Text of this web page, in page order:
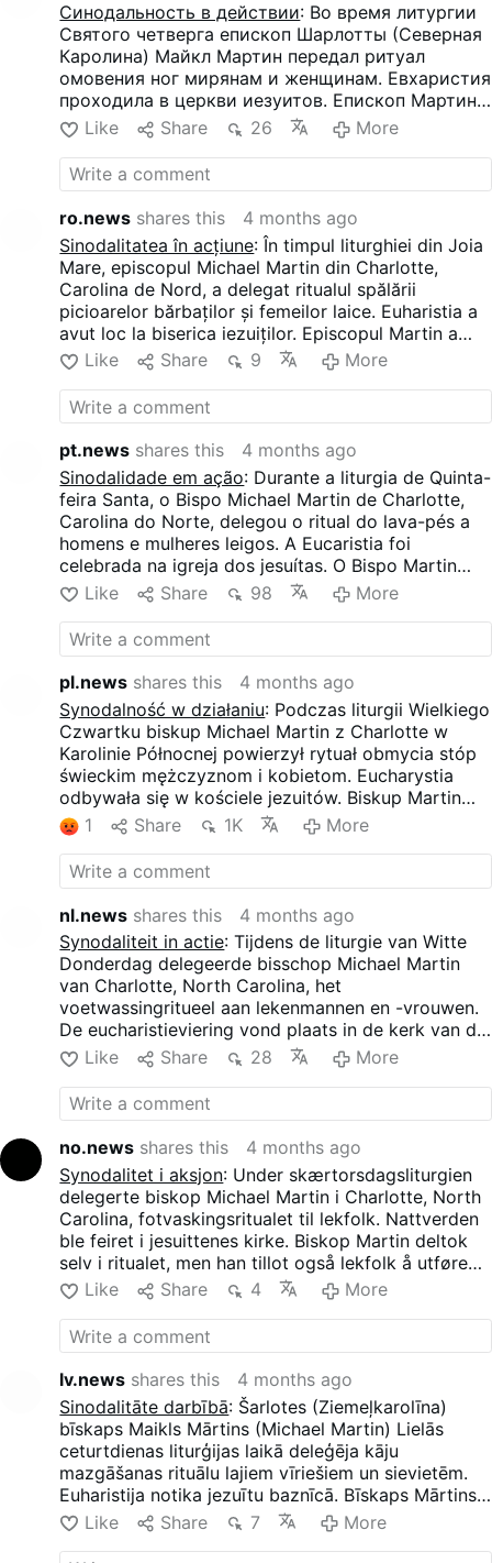
Синодальность в действии: Во время литургии
Святого четверга епископ Шарлотты (Северная
Каролина) Майкл Мартин передал ритуал
омовения ног мирянам и женщинам. Евхаристия
проходила в церкви иезуитов. Епископ Мартин
сам участвовал в ритуале, но он также
позволил мирянам выполнить большую часть
необязательного Мандатума.
Like Share 26 More
ro.news shares this
4 months ago
Sinodalitatea în acțiune: În timpul liturghiei din Joia
Mare, episcopul Michael Martin din Charlotte,
Carolina de Nord, a delegat ritualul spălării
picioarelor bărbaților și femeilor laice. Euharistia a
avut loc la biserica iezuiților. Episcopul Martin a
participat el însuși la ritual, dar a permis și
membrilor laici să îndeplinească o mare parte din
mandatul opțional.
Like Share 9 More
pt.news shares this
4 months ago
Sinodalidade em ação: Durante a liturgia de Quinta-
feira Santa, o Bispo Michael Martin de Charlotte,
Carolina do Norte, delegou o ritual do lava-pés a
homens e mulheres leigos. A Eucaristia foi
celebrada na igreja dos jesuítas. O Bispo Martin
participou ele próprio no ritual, mas também
permitiu que membros do laicado realizassem
grande parte do Mandatum opcional.
Like Share 98 More
pl.news shares this
4 months ago
Synodalność w działaniu: Podczas liturgii Wielkiego
Czwartku biskup Michael Martin z Charlotte w
Karolinie Północnej powierzył rytuał obmycia stóp
świeckim mężczyznom i kobietom. Eucharystia
odbywała się w kościele jezuitów. Biskup Martin
sam uczestniczył w rytuale, ale pozwolił także
świeckim na wykonanie większości opcjonalnego
mandatum.
1 Share 1K More
nl.news shares this
4 months ago
Synodaliteit in actie: Tijdens de liturgie van Witte
Donderdag delegeerde bisschop Michael Martin
van Charlotte, North Carolina, het
voetwassingritueel aan lekenmannen en -vrouwen.
De eucharistieviering vond plaats in de kerk van de
Jezuïeten. Bisschop Martin nam zelf deel aan het
ritueel, maar hij stond ook toe dat leken een groot
deel van het optionele Mandatum uitvoerden.
Like Share 28 More
no.news shares this
4 months ago
Synodalitet i aksjon: Under skærtorsdagsliturgien
delegerte biskop Michael Martin i Charlotte, North
Carolina, fotvaskingsritualet til lekfolk. Nattverden
ble feiret i jesuittenes kirke. Biskop Martin deltok
selv i ritualet, men han tillot også lekfolk å utføre
en stor del av det valgfrie mandatet.
Like Share 4 More
lv.news shares this
4 months ago
Sinodalitāte darbībā: Šarlotes (Ziemeļkarolīna)
bīskaps Maikls Mārtins (Michael Martin) Lielās
ceturtdienas liturģijas laikā deleģēja kāju
mazgāšanas rituālu lajiem vīriešiem un sievietēm.
Euharistija notika jezuītu baznīcā. Bīskaps Mārtins
pats piedalījās rituālā, bet viņš arī ļāva lajiem veikt
lielu daļu fakultatīvā mandāta.
Like Share 7 More